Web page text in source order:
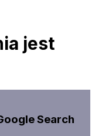
jest
Search